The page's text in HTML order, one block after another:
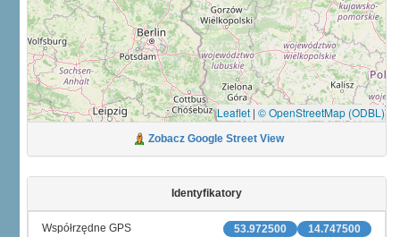
Leaflet | © OpenStreetMap (ODBL)
Zobacz Google Street View
Identyfikatory
14.747500
53.972500
Współrzędne GPS